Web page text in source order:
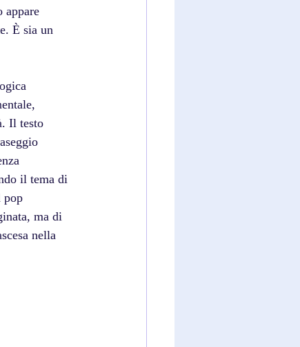
appare
È sia un
Il testo
il tema di
pop
ma di
nella